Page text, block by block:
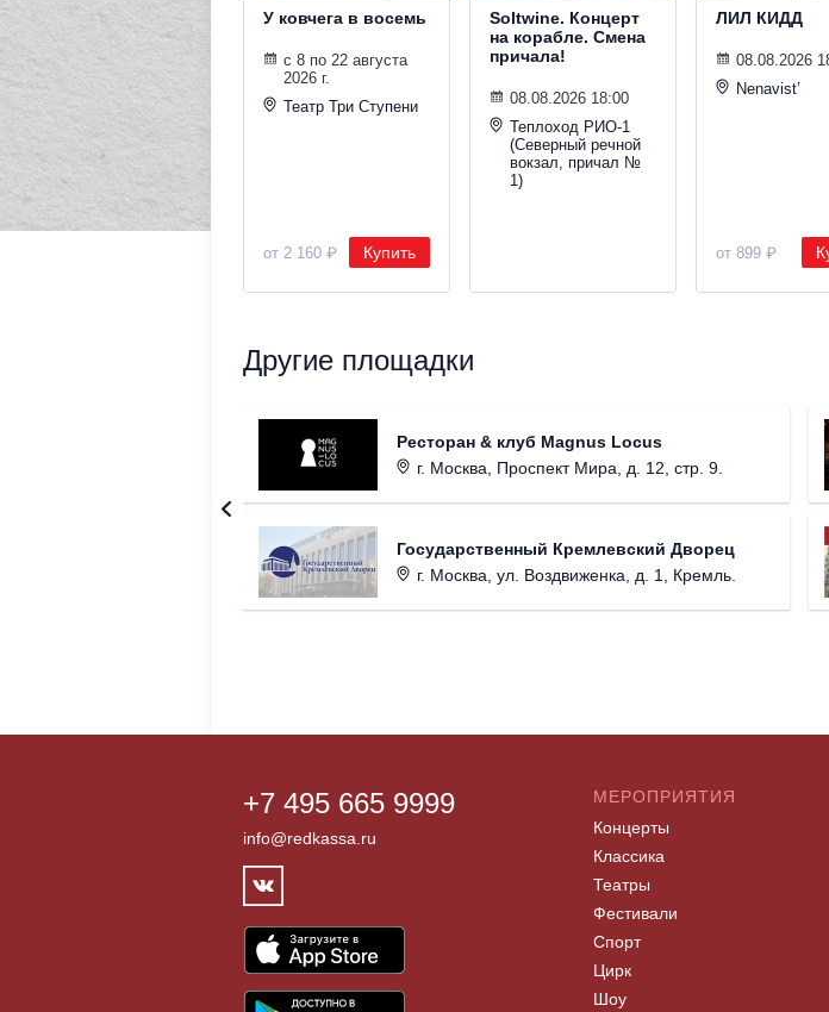
У ковчега в восемь
с 8 по 22 августа
2026 г.
Театр Три Ступени
от 2 160 ₽ Купить
Soltwine. Концерт
на корабле. Смена
причала!
08.08.2026 18:00
Теплоход РИО-1
(Северный речной
вокзал, причал №
1)
ЛИЛ КИДД
08.08.2026
Nenavist’
от 899 ₽
Другие площадки
Ресторан & клуб Magnus Locus
г. Москва, Проспект Мира, д. 12, стр. 9.
Государственный Кремлевский Дворец
г. Москва, ул. Воздвиженка, д. 1, Кремль.
+7 495 665 9999
info@redkassa.ru
МЕРОПРИЯТИЯ
Концерты
Классика
Театры
Фестивали
Спорт
Цирк
Шоу